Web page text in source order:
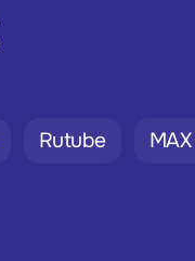
Rutube MAX